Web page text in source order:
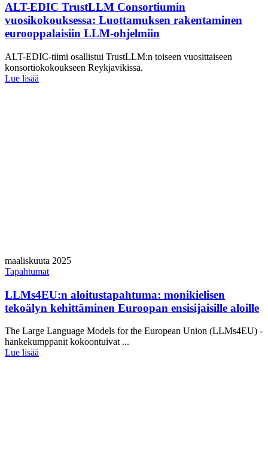
ALT-EDIC TrustLLM Consortiumin
vuosikokouksessa: Luottamuksen rakentaminen
eurooppalaisiin LLM-ohjelmiin
ALT-EDIC-tiimi osallistui TrustLLM:n toiseen vuosittaiseen
konsortiokokoukseen Reykjavikissa.
Lue lisää
maaliskuuta 2025
Tapahtumat
LLMs4EU:n aloitustapahtuma: monikielisen
tekoälyn kehittäminen Euroopan ensisijaisille aloille
The Large Language Models for the European Union (LLMs4EU) -
hankekumppanit kokoontuivat ...
Lue lisää